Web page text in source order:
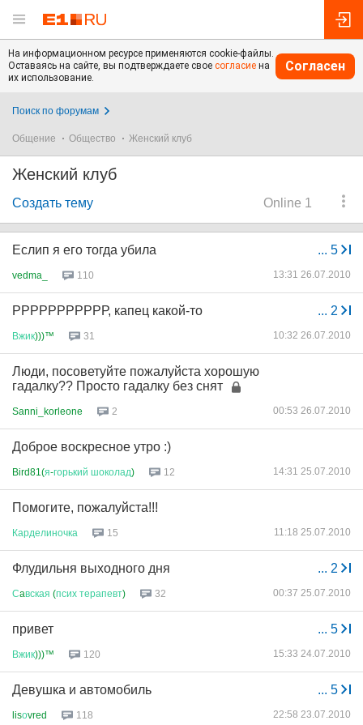
На информационном ресурсе применяются cookie-файлы.
Оставаясь на сайте, вы подтверждаете свое согласие на
их использование.
Согласен
Поиск по форумам
Общение Общество Женский клуб
Женский клуб
Online 1
Создать тему
... 5
Еслип я его тогда убила
vedma_ 110 13:31 26.07.2010
... 2
РРРРРРРРРРР, капец какой-то
Вжик)))™ 31 10:32 26.07.2010
Люди, посоветуйте пожалуйста хорошую
гадалку?? Просто гадалку без снят
Sanni_korleone 2 00:53 26.07.2010
Доброе воскресное утро :)
Bird81(я-горький шоколад) 12 14:31 25.07.2010
Помогите, пожалуйста!!!
Карделиночка 15 11:18 25.07.2010
... 2
Флудильня выходного дня
Сaвская (псих терапевт) 32 00:37 25.07.2010
... 5
привет
Вжик)))™ 120 15:33 24.07.2010
... 5
Девушка и автомобиль
lisоvred 118 22:58 23.07.2010